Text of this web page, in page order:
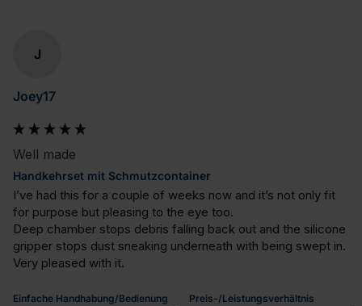
J
Joey17
Well made
Handkehrset mit Schmutzcontainer
I’ve had this for a couple of weeks now and it’s not only fit
for purpose but pleasing to the eye too.
Deep chamber stops debris falling back out and the silicone
gripper stops dust sneaking underneath with being swept in.
Very pleased with it.
Einfache Handhabung/Bedienung Preis-/Leistungsverhältnis